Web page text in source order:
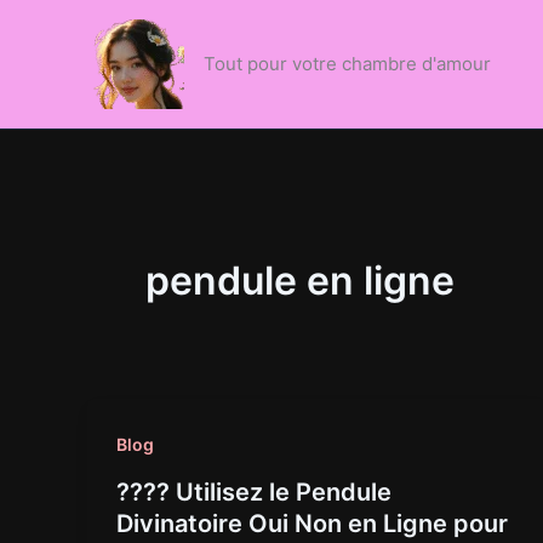
Tout pour votre chambre d'amour
pendule en ligne
Blog
???? Utilisez le Pendule
Divinatoire Oui Non en Ligne pour